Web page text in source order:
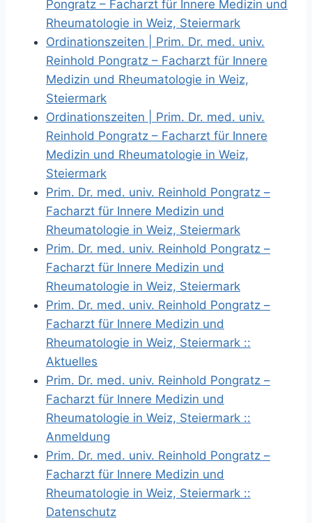
Pongratz – Facharzt für Innere Medizin und
Rheumatologie in Weiz, Steiermark
Ordinationszeiten | Prim. Dr. med. univ.
Reinhold Pongratz – Facharzt für Innere
Medizin und Rheumatologie in Weiz,
Steiermark
Ordinationszeiten | Prim. Dr. med. univ.
Reinhold Pongratz – Facharzt für Innere
Medizin und Rheumatologie in Weiz,
Steiermark
Prim. Dr. med. univ. Reinhold Pongratz –
Facharzt für Innere Medizin und
Rheumatologie in Weiz, Steiermark
Prim. Dr. med. univ. Reinhold Pongratz –
Facharzt für Innere Medizin und
Rheumatologie in Weiz, Steiermark
Prim. Dr. med. univ. Reinhold Pongratz –
Facharzt für Innere Medizin und
Rheumatologie in Weiz, Steiermark ::
Aktuelles
Prim. Dr. med. univ. Reinhold Pongratz –
Facharzt für Innere Medizin und
Rheumatologie in Weiz, Steiermark ::
Anmeldung
Prim. Dr. med. univ. Reinhold Pongratz –
Facharzt für Innere Medizin und
Rheumatologie in Weiz, Steiermark ::
Datenschutz